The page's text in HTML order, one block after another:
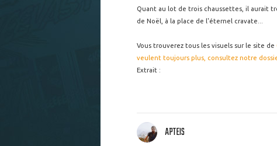
Quant au lot de trois chaussettes, il aurait
de Noël, à la place de l'éternel cravate...
Vous trouverez tous les visuels sur le site de
veulent toujours plus, consultez notre
Extrait :
APTEIS